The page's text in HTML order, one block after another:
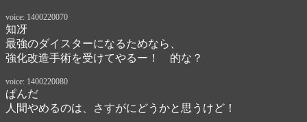
voice: 1400220070
知冴
最強のダイスターになるためなら、
強化改造手術を受けてやるー！　的な？
voice: 1400220080
ぱんだ
人間やめるのは、さすがにどうかと思うけど！